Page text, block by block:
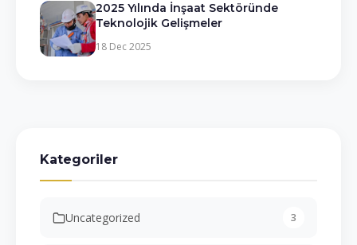
2025 Yılında İnşaat Sektöründe
Teknolojik Gelişmeler
18 Dec 2025
Kategoriler
Uncategorized 3